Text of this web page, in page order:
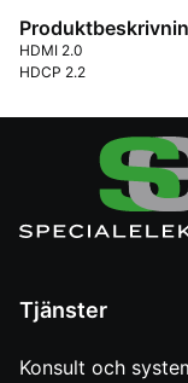
HDMI 2.0
HDCP 2.2
Tjänster
Konsult och